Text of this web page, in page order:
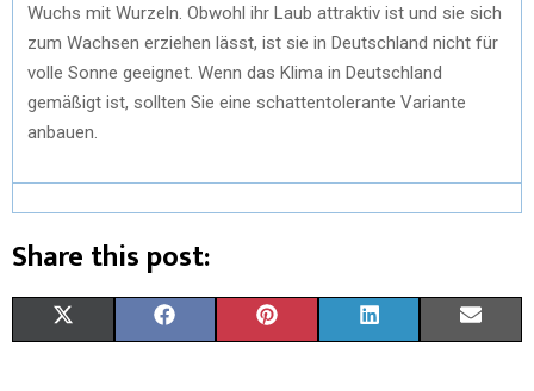
Wuchs mit Wurzeln. Obwohl ihr Laub attraktiv ist und sie sich
zum Wachsen erziehen lässt, ist sie in Deutschland nicht für
volle Sonne geeignet. Wenn das Klima in Deutschland
gemäßigt ist, sollten Sie eine schattentolerante Variante
anbauen.
Share this post: